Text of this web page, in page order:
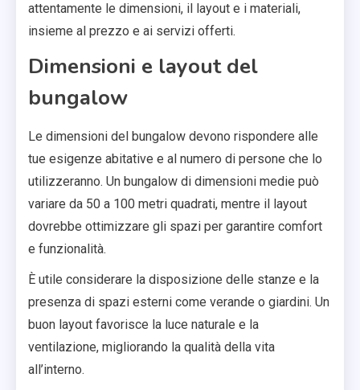
attentamente le dimensioni, il layout e i materiali,
insieme al prezzo e ai servizi offerti.
Dimensioni e layout del
bungalow
Le dimensioni del bungalow devono rispondere alle
tue esigenze abitative e al numero di persone che lo
utilizzeranno. Un bungalow di dimensioni medie può
variare da 50 a 100 metri quadrati, mentre il layout
dovrebbe ottimizzare gli spazi per garantire comfort
e funzionalità.
È utile considerare la disposizione delle stanze e la
presenza di spazi esterni come verande o giardini. Un
buon layout favorisce la luce naturale e la
ventilazione, migliorando la qualità della vita
all’interno.